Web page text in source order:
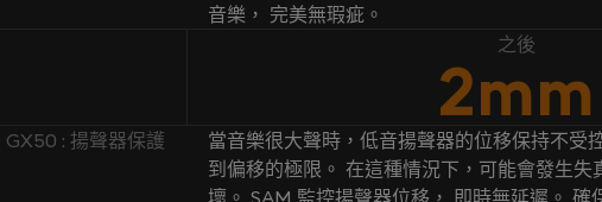
音樂， 完美無瑕疵。
之後
2mm
: 揚聲器保護
當音樂很大聲時，低音揚聲器的位移保持不受
到偏移的極限。 在這種情況下，可能會發生失